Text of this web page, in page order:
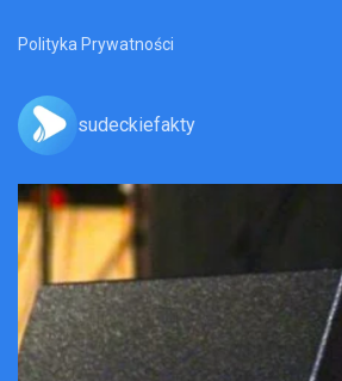
Polityka Prywatności
sudeckiefakty